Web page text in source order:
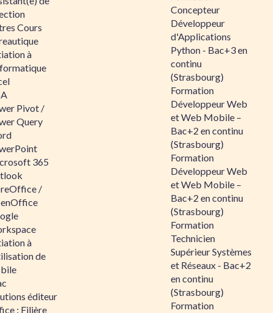
Cours
à
Pivot /
Query
365
/
à
de
éditeur
: Filière
Concepteur
Développeur
d'Applications
Python - Bac+3 en
continu
(Strasbourg)
Formation
Développeur Web
et Web Mobile –
Bac+2 en continu
(Strasbourg)
Formation
Développeur Web
et Web Mobile –
Bac+2 en continu
(Strasbourg)
Formation
Technicien
Supérieur Systèmes
et Réseaux - Bac+2
en continu
(Strasbourg)
Formation